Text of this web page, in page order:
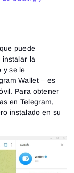
puede
instalar la
y se le
Wallet – es
Para obtener
en Telegram,
instalado en su